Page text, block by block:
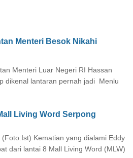
Menteri Besok Nikahi
Menteri Luar Negeri RI Hassan
dikenal lantaran pernah jadi Menlu
Living Word Serpong
Kematian yang dialami Eddy
dari lantai 8 Mall Living Word (MLW)